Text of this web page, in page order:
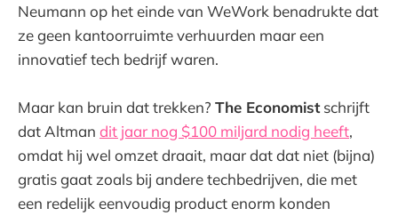
Neumann op het einde van WeWork benadrukte dat
ze geen kantoorruimte verhuurden maar een
innovatief tech bedrijf waren.
Maar kan bruin dat trekken? The Economistschrijft
dat Altman dit jaar nog $100 miljard nodig heeft,
omdat hij wel omzet draait, maar dat dat niet (bijna)
gratis gaat zoals bij andere techbedrijven, die met
een redelijk eenvoudig product enorm konden